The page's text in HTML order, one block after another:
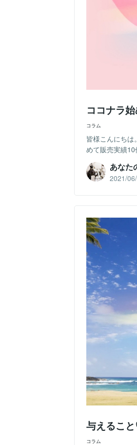
ココナラ
コラム
皆様こんにち
めて販売実績
あなた
2021/
与えるこ
コラム